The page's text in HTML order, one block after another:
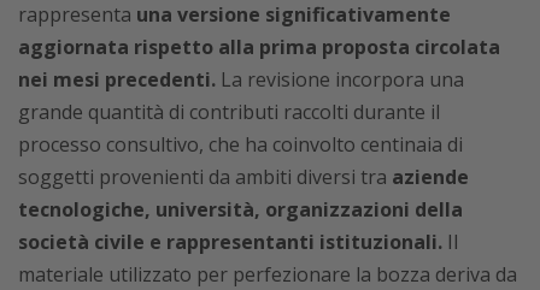
rappresenta una versione significativamente
aggiornata rispetto alla prima proposta circolata
nei mesi precedenti. La revisione incorpora una
grande quantità di contributi raccolti durante il
processo consultivo, che ha coinvolto centinaia di
soggetti provenienti da ambiti diversi tra aziende
tecnologiche, università, organizzazioni della
società civile e rappresentanti istituzionali. Il
materiale utilizzato per perfezionare la bozza deriva da